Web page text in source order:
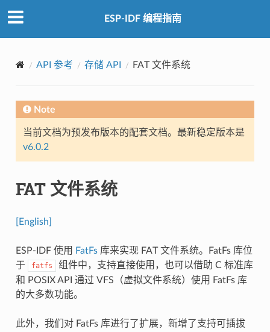
ESP-IDF 编程指南
API 参考 存储 API FAT 文件系统
Note
当前文档为预发布版本的配套文档。最新稳定版本是
v6.0.2
FAT 文件系统
[English]
ESP-IDF 使用 FatFs库来实现 FAT 文件系统。FatFs 库位
于
fatfs
组件中，支持直接使用，也可以借助 C 标准库
和 POSIX API 通过 VFS（虚拟文件系统）使用 FatFs 库
的大多数功能。
此外，我们对 FatFs 库进行了扩展，新增了支持可插拔